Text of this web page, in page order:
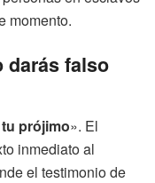
momento.
darás falso
prójimo». El
inmediato al
el testimonio de